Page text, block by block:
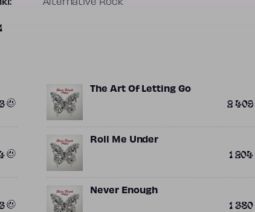
Alternative Rock
The Art Of Letting Go
2 409
Roll Me Under
1 204
Never Enough
1 380